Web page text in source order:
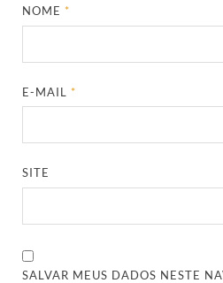
NOME*
E-MAIL*
SITE
SALVAR MEUS DADOS NESTE